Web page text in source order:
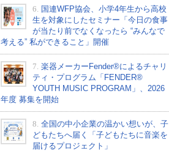
6. 国連WFP協会、小学4年生から高校
生を対象にしたセミナー「今日の食事
が当たり前でなくなったら “みんなで
考える” 私ができること」開催
7. 楽器メーカーFender®によるチャリ
ティ・プログラム「FENDER®︎
YOUTH MUSIC PROGRAM」、2026
年度 募集を開始
8. 全国の中小企業の温かい想いが、子
どもたちへ届く「子どもたちに音楽を
届けるプロジェクト」